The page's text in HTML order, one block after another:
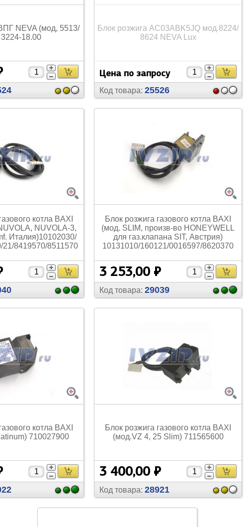
NEVA (мод, 5513/
18.00
Блок розжига AC03ABK5JQ мод.8224/
8624 NEVA Lux
Цена по запросу
Код товара: 25526
котла BAXI
NUVOLA-3,
Италия)10102030/
21/8419570/8511570
Блок розжига газового котла BAXI
(мод. SLIM, произв-во HONEYWELL
для газ.клапана SIT, Австрия)
10131010/160121/0016597/8620370
3 253,00 ₽
Код товара: 29039
котла BAXI
710027900
Блок розжига газового котла BAXI
(мод.VZ 4, 25 Slim) 711565600
3 400,00 ₽
Код товара: 28921